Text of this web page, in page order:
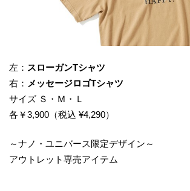
左： スローガンTシャツ
右： メッセージロゴTシャツ
サイズ Ｓ・Ｍ・Ｌ
各￥3,900（税込 ¥4,290）
～ナノ・ユニバース限定デザイン～
アウトレット専売アイテム